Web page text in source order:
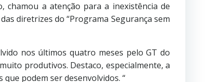
chamou a atenção para a inexistência de
diretrizes do “Programa Segurança sem
nos últimos quatro meses pelo GT do
produtivos. Destaco, especialmente, a
podem ser desenvolvidos. “